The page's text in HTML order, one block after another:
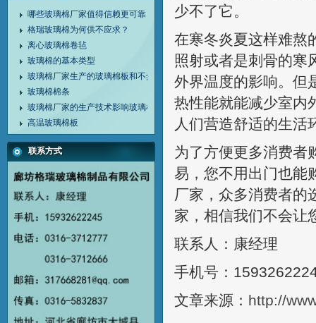
哪些玻璃棉厂家值得信赖更可靠
格瑞玻璃棉为何供不应求？
离心玻璃棉卷毡
玻璃棉的基本类型
玻璃棉厂家生产的玻璃棉板和不然玻璃棉的作用
玻璃棉棉条
玻璃棉厂家的生产技术影响玻璃棉的质量
高温玻璃棉板
联系方式
少不了它。
在寒冬炎夏这样难熬
照射或者是刺骨的寒
外界温度的影响。但
热性能就能减少室内
人们营造舒适的生活
为了方便更多消费者
易，您不用出门也能
厂家，众多消费者的
家，相信我们不会让
联系人：康经理
手机号：
文章来源： http://